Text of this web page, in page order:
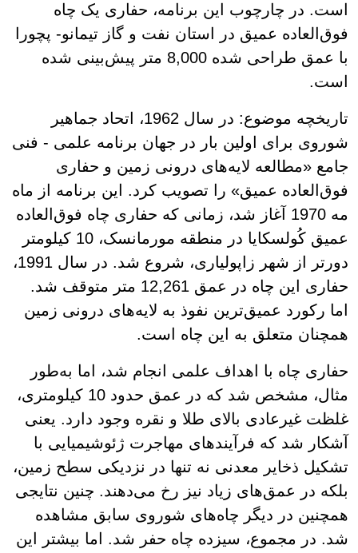
است. در چارچوب این برنامه، حفاری یک چاه
فوق‌العاده عمیق در استان نفت و گاز تیمانو- پچورا
با عمق طراحی شده 8,000 متر پیش‌بینی شده
است.
تاریخچه موضوع: در سال 1962، اتحاد جماهیر
شوروی برای اولین بار در جهان برنامه علمی - فنی
جامع «مطالعه لایه‌های درونی زمین و حفاری
فوق‌العاده عمیق» را تصویب کرد. این برنامه از ماه
مه 1970 آغاز شد، زمانی که حفاری چاه فوق‌العاده
عمیق کُولسکایا در منطقه مورمانسک، 10 کیلومتر
دورتر از شهر زاپولیاری، شروع شد. در سال 1991،
حفاری این چاه در عمق 12,261 متر متوقف شد.
اما رکورد عمیق‌ترین نفوذ به لایه‌های درونی زمین
همچنان متعلق به این چاه است.
حفاری چاه با اهداف علمی انجام شد، اما به‌طور
مثال، مشخص شد که در عمق حدود 10 کیلومتری،
غلظت غیرعادی بالای طلا و نقره وجود دارد. یعنی
آشکار شد که فرآیندهای مهاجرت ژئوشیمیایی با
تشکیل ذخایر معدنی نه تنها در نزدیکی سطح زمین،
بلکه در عمق‌های زیاد نیز رخ می‌دهند. چنین نتایجی
همچنین در دیگر چاه‌های شوروی سابق مشاهده
شد. در مجموع، سیزده چاه حفر شد. اما بیشتر این